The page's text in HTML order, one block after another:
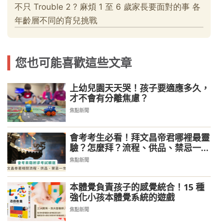
您也可能喜歡這些文章
上幼兒園天天哭！孩子要適應多久，
才不會有分離焦慮？
焦點新聞
會考考生必看！拜文昌帝君哪裡最靈
驗？怎麼拜？流程、供品、禁忌一次
看
焦點新聞
本體覺負責孩子的感覺統合！15 種
強化小孩本體覺系統的遊戲
焦點新聞